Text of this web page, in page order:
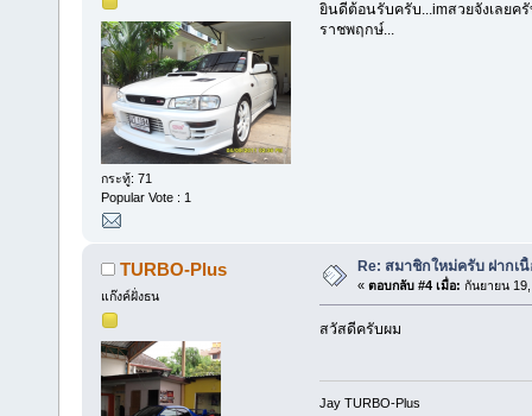
กระทู้: 71
Popular Vote : 1
ยินดีต้อนรับครับ...imสวยจังเลย
ราชพฤกษ์...
TURBO-Plus
แก๊งค์ฝั่งธน
Re: สมาชิกใหม่ครับ ฝากเ
« ตอบกลับ #4 เมื่อ: กันยายน
สวัสดีครับผม
Jay TURBO-Plus